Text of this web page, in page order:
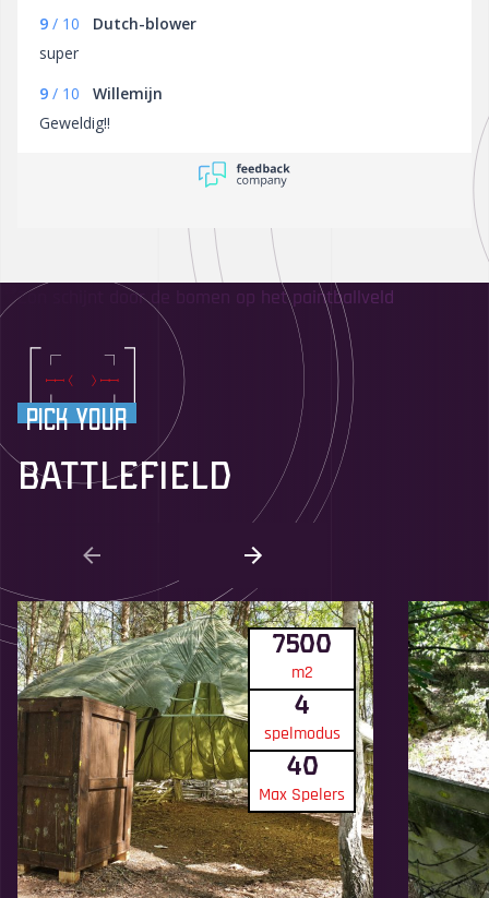
9 / 10
Dutch-blower
super
9 / 10
Willemijn
Geweldig!!
Pick your
Battlefield
7500
m2
4
spelmodus
40
Max Spelers